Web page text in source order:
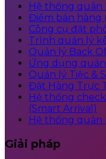
Hệ thống quản
Điểm bán hàng
Công cụ đặt
Trình quản lý
Quản lý Back
Ứng dụng
Quản lý Tiệc &
Đặt Hàng Trực
Hệ thống
(Smart Arrival)
Hệ thống quản
Giải pháp